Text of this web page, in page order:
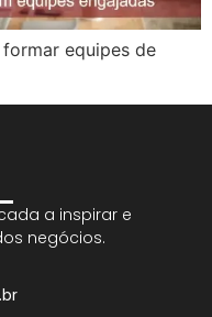
equipes de
a inspirar e
negócios.